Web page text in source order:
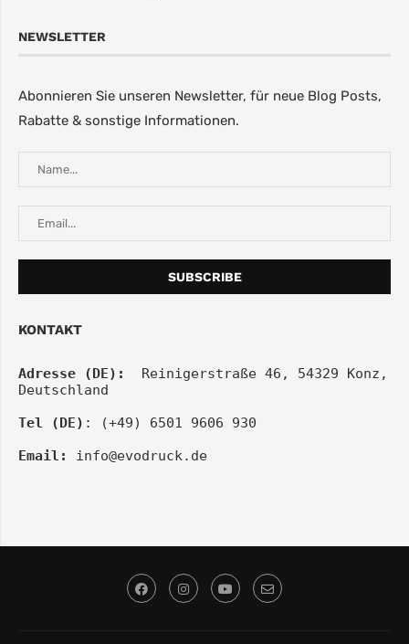
NEWSLETTER
Abonnieren Sie unseren Newsletter, für neue Blog Posts,
Rabatte & sonstige Informationen.
KONTAKT
Adresse (DE):
Reinigerstraße 46, 54329 Konz,
Deutschland
Tel (DE) : (+49) 6501 9606 930
Email:
info@evodruck.de